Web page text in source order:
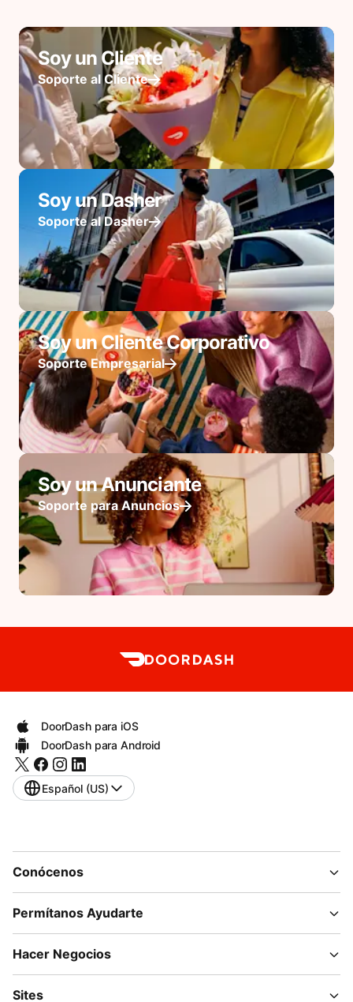
Soy un Cliente
Soporte al Cliente
Soy un Dasher
Soporte al Dasher
Soy un Cliente Corporativo
Soporte Empresarial
Soy un Anunciante
Soporte para Anuncios
DoorDash para iOS
DoorDash para Android
Español (US)
Conócenos
Permítanos Ayudarte
Hacer Negocios
Sites